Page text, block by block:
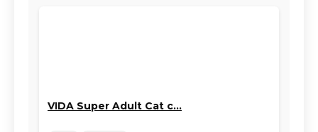
VIDA Super Adult Cat с…